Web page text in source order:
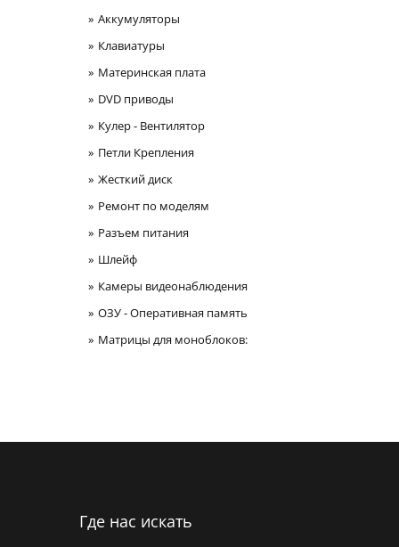
Аккумуляторы
Клавиатуры
Материнская плата
DVD приводы
Кулер - Вентилятор
Петли Крепления
Жесткий диск
Ремонт по моделям
Разъем питания
Шлейф
Камеры видеонаблюдения
ОЗУ - Оперативная память
Матрицы для моноблоков:
Где нас искать